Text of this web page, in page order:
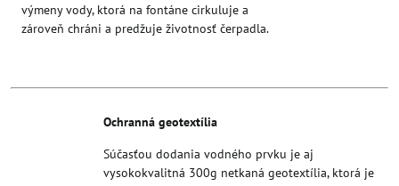
výmeny vody, ktorá na fontáne cirkuluje a
zároveň chráni a predžuje životnosť čerpadla.
Ochranná geotextília
Súčasťou dodania vodného prvku je aj
vysokokvalitná 300g netkaná geotextília, ktorá je